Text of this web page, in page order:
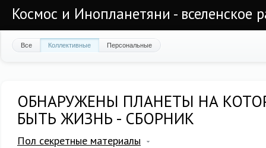
Космос и Инопланетяни - вселенское
Все Коллективные Персональные
ОБНАРУЖЕНЫ ПЛАНЕТЫ НА
БЫТЬ ЖИЗНЬ - СБОРНИК
Пол секретные материалы